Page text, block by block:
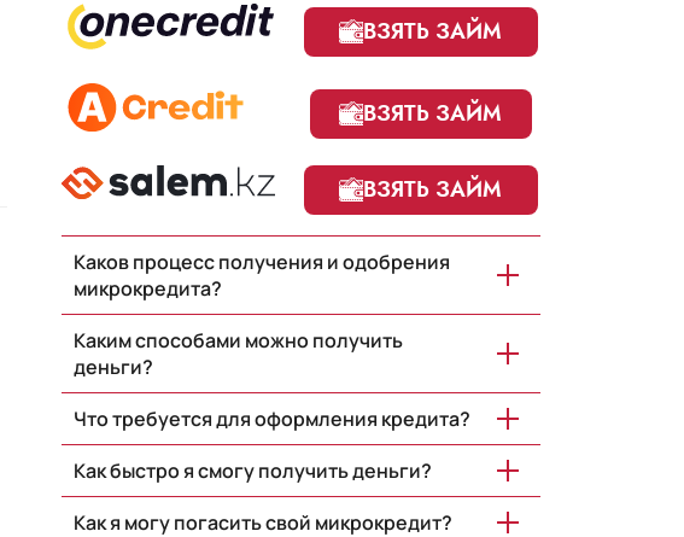
ВЗЯТЬ ЗАЙМ
ВЗЯТЬ ЗАЙМ
ВЗЯТЬ ЗАЙМ
Каков процесс получения и одобрения
микрокредита?
Каким способами можно получить
деньги?
Что требуется для оформления кредита?
Как быстро я смогу получить деньги?
Как я могу погасить свой микрокредит?